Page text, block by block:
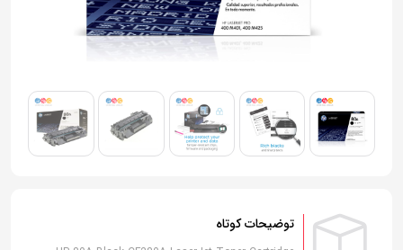
توضیحات کوتاه